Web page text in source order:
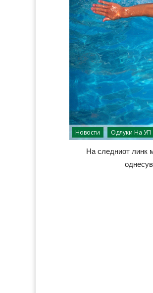
Новости Одлуки На УП
На следниот линк